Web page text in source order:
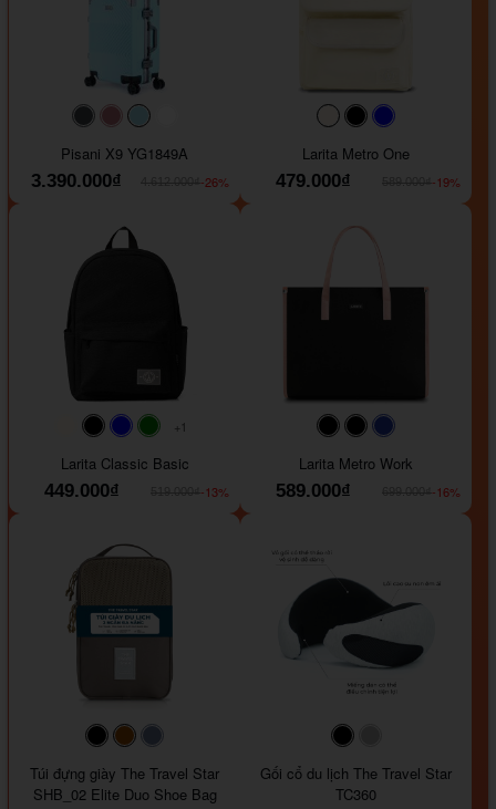
#40454a#b76e79
Pisani X9 YG1849A
3.390.000₫
-26%
#faf0e6#000000
Larita Metro One
479.000₫
-19%
#faf0e6#000000#0000FF
+1
Larita Classic Basic
449.000₫
-13%
#000000#000000
Larita Metro Work
589.000₫
-16%
#000000#964B00
Túi đựng giày The Travel Star
SHB_02 Elite Duo Shoe Bag
Gối cổ du lịch The Travel Star
TC360